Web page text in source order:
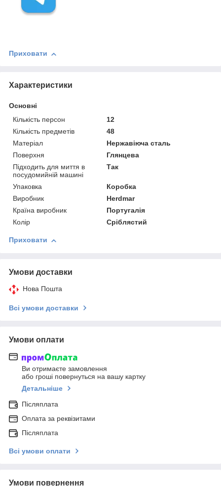
Приховати
Характеристики
Основні
Кількість персон
12
Кількість предметів
48
Матеріал
Нержавіюча сталь
Поверхня
Глянцева
Підходить для миття в
посудомийній машині
Так
Упаковка
Коробка
Виробник
Herdmar
Країна виробник
Португалія
Колір
Сріблястий
Приховати
Умови доставки
Нова Пошта
Всі умови доставки
Умови оплати
Ви отримаєте замовлення
або гроші повернуться на вашу картку
Детальніше
Післяплата
Оплата за реквізитами
Післяплата
Всі умови оплати
Умови повернення